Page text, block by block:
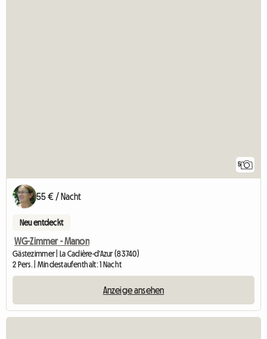
5
55 € / Nacht
Neu entdeckt
WG-Zimmer - Manon
Gästezimmer | La Cadière-d'Azur (83740)
2 Pers. | Mindestaufenthalt: 1 Nacht
Anzeige ansehen